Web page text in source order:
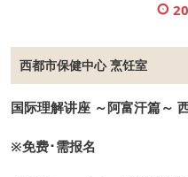
西都市保健中心 烹饪室
国际理解讲座 ～阿富汗篇～
※免费･需报名